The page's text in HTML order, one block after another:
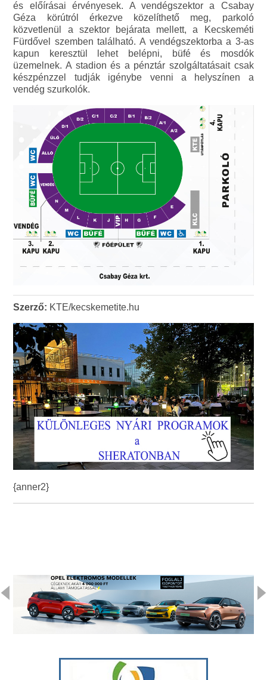
és előírásai érvényesek. A vendégszektor a Csabay
Géza körútról érkezve közelíthető meg, parkoló
közvetlenül a szektor bejárata mellett, a Kecskeméti
Fürdővel szemben található. A vendégszektorba a 3-as
kapun keresztül lehet belépni, büfé és mosdók
üzemelnek. A stadion és a pénztár szolgáltatásait csak
készpénzzel tudják igénybe venni a helyszínen a
vendég szurkolók.
Szerző: KTE/kecskemetite.hu
{anner2}